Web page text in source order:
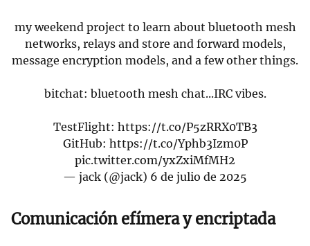
my weekend project to learn about bluetooth mesh
networks, relays and store and forward models,
message encryption models, and a few other things.
bitchat: bluetooth mesh chat...IRC vibes.
TestFlight: https://t.co/P5zRRX0TB3
GitHub: https://t.co/Yphb3Izm0P
pic.twitter.com/yxZxiMfMH2
— jack (@jack) 6 de julio de 2025
Comunicación efímera y encriptada